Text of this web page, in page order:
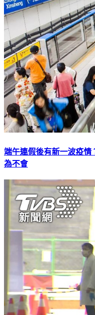
端午連假後有新一波疫
為不會